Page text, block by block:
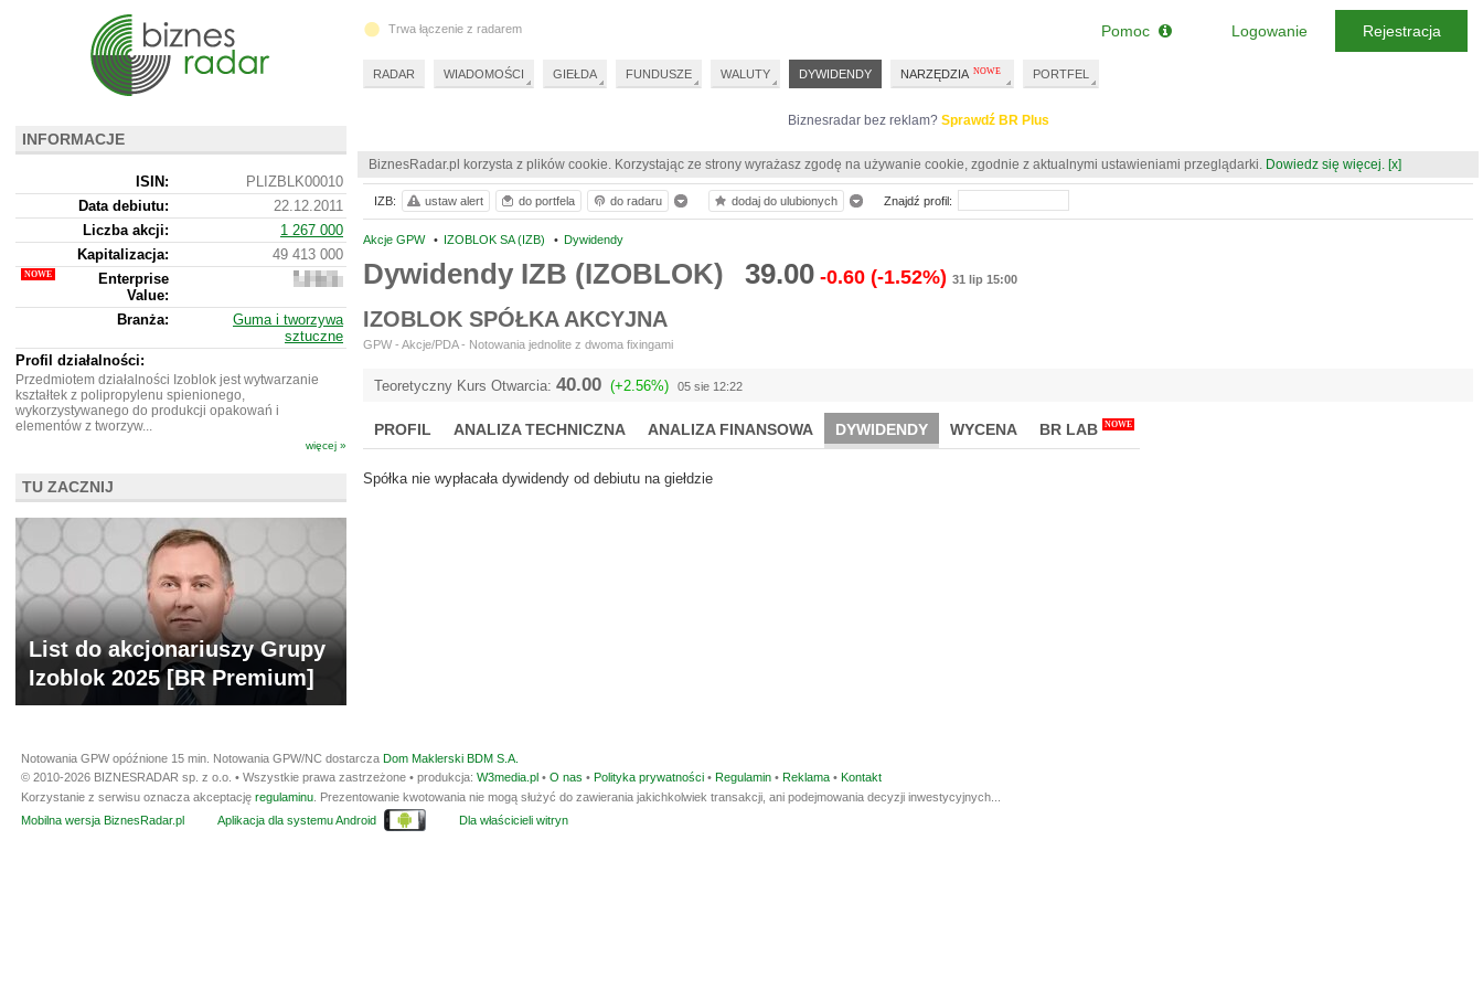
Biznesradar bez reklam? Sprawdź BR Plus
BiznesRadar.pl korzysta z plików cookie. Korzystając ze strony wyrażasz zgodę na używanie cookie, zgodnie z aktualnymi ustawieniami przeglądarki. Dowiedz się więcej. [x]
Akcje GPW • IZOBLOK SA (IZB) • Dywidendy
Dywidendy IZB (IZOBLOK) 39.00 -0.60 (-1.52%) 31 lip 15:00
IZOBLOK SPÓŁKA AKCYJNA
GPW - Akcje/PDA - Notowania jednolite z dwoma fixingami
Teoretyczny Kurs Otwarcia: 40.00 (+2.56%) 05 sie 12:22
PROFIL ANALIZA TECHNICZNA ANALIZA FINANSOWA DYWIDENDY WYCENA BR LAB NOWE
Spółka nie wypłacała dywidendy od debiutu na giełdzie
IZB: ustaw alert do portfela do radaru dodaj do ulubionych Znajdź profil:
INFORMACJE
ISIN:
PLIZBLK00010
Data debiutu:
22.12.2011
Liczba akcji:
1 267 000
Kapitalizacja:
49 413 000
Enterprise
Value:
184
000
Branża:
Guma i tworzywa
sztuczne
Profil działalności:
Przedmiotem działalności Izoblok jest wytwarzanie
kształtek z polipropylenu spienionego,
wykorzystywanego do produkcji opakowań i
elementów z tworzyw...
więcej »
TU ZACZNIJ
List do akcjonariuszy Grupy
Izoblok 2025 [BR Premium]
Trwa łączenie z radarem
RADAR WIADOMOŚCI GIEŁDA FUNDUSZE WALUTY DYWIDENDY NARZĘDZIA PORTFEL
Pomoc Logowanie Rejestracja
Notowania GPW opóźnione 15 min. Notowania GPW/NC dostarcza Dom Maklerski BDM S.A.
© 2010-2026 BIZNESRADAR sp. z o.o. • Wszystkie prawa zastrzeżone • produkcja: W3media.pl • O nas • Polityka prywatności • Regulamin • Reklama • Kontakt
Korzystanie z serwisu oznacza akceptację regulaminu . Prezentowanie kwotowania nie mogą służyć do zawierania jakichkolwiek transakcji, ani podejmowania decyzji inwestycyjnych...
Mobilna wersja BiznesRadar.pl
Aplikacja dla systemu Android Dla właścicieli witryn